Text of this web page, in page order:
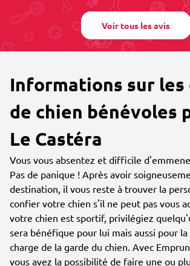
Voir tous les avis
Informations sur les
de chien bénévoles
Le Castéra
Vous vous absentez et difficile
Pas de panique ! Après avoir
destination, il vous reste à trouver la
confier votre chien s'il ne peut pas vous
votre chien est sportif, privilégiez
sera bénéfique pour lui mais aussi pour
charge de la garde du chien. Avec
vous avez la possibilité de faire une ou